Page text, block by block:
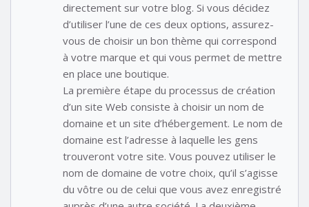
directement sur votre blog. Si vous décidez
d’utiliser l’une de ces deux options, assurez-
vous de choisir un bon thème qui correspond
à votre marque et qui vous permet de mettre
en place une boutique.
La première étape du processus de création
d’un site Web consiste à choisir un nom de
domaine et un site d’hébergement. Le nom de
domaine est l’adresse à laquelle les gens
trouveront votre site. Vous pouvez utiliser le
nom de domaine de votre choix, qu’il s’agisse
du vôtre ou de celui que vous avez enregistré